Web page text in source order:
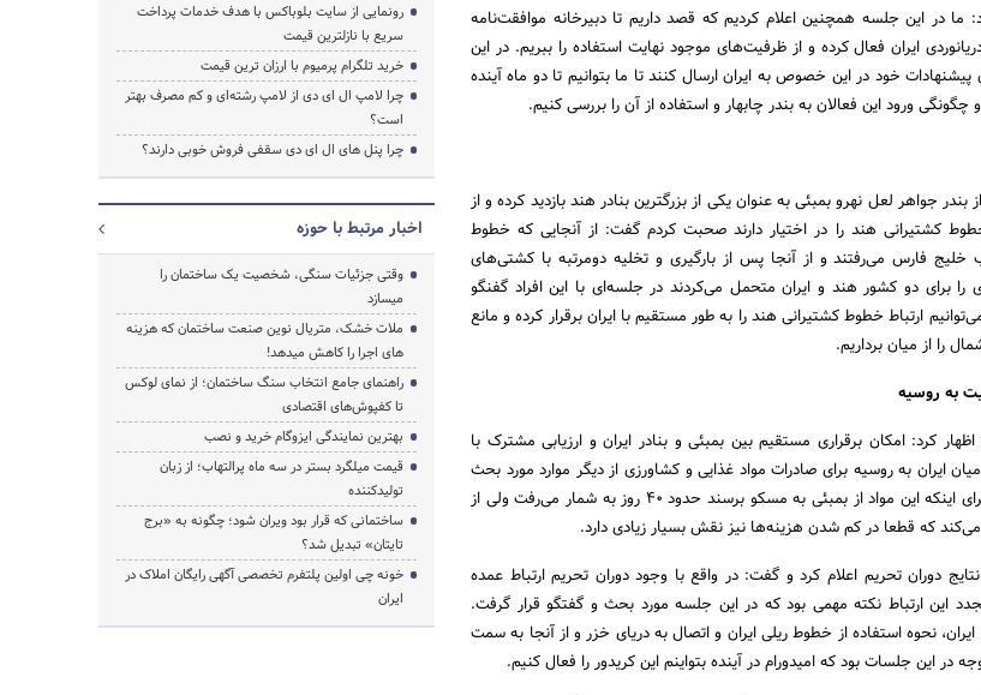
ما در این جلسه همچنین اعلام کردیم که قصد داریم تا دبیرخانه موافقت‌نامه
ایران فعال کرده و از ظرفیت‌های موجود نهایت استفاده را ببریم. در این
خود در این خصوص به ایران ارسال کنند تا ما بتوانیم تا دو ماه آینده
ورود این فعالان به بندر چابهار و استفاده از آن را بررسی کنیم.
جواهر لعل نهرو بمبئی به عنوان یکی از بزرگترین بنادر هند بازدید کرده و از
کشتیرانی هند را در اختیار دارند صحبت کردم گفت: از آنجایی که خطوط
خلیج فارس می‌رفتند و از آنجا پس از بارگیری و تخلیه دومرتبه با کشتی‌های
را برای دو کشور هند و ایران متحمل می‌کردند در جلسه‌ای با این افراد گفنگو
ارتباط خطوط کشتیرانی هند را به طور مستقیم با ایران برقرار کرده و مانع
را از میان برداریم.
به روسیه
کرد: امکان برقراری مستقیم بین بمبئی و بنادر ایران و ارزیابی مشترک با
ایران به روسیه برای صادرات مواد غذایی و کشاورزی از دیگر موارد مورد بحث
بین دو کشور بود. در حقیقت مدت لازم برای اینکه این مواد از بمبئی به مسکو برسند حدود 40 روز به شمار می‌رفت ولی از
دوران تحریم اعلام کرد و گفت: در واقع با وجود دوران تحریم ارتباط عمده
این ارتباط نکته مهمی بود که در این جلسه مورد بحث و گفتگو قرار گرفت.
نحوه استفاده از خطوط ریلی ایران و اتصال به دریای خزر و از آنجا به سمت
در این جلسات بود که امیدورام در آینده بتواینم این کریدور را فعال کنیم.
رونمایی از سایت بلوباکس با هدف خدمات پرداخت
سریع با نازلترین قیمت
خرید تلگرام پرمیوم با ارزان ترین قیمت
چرا لامپ ال ای دی از لامپ رشته‌ای و کم مصرف بهتر
است؟
چرا پنل های ال ای دی سقفی فروش خوبی دارند؟
اخبار مرتبط با حوزه
وقتی جزئیات سنگی، شخصیت یک ساختمان را
میسازد
ملات خشک، متریال نوین صنعت ساختمان که هزینه‌
های اجرا را کاهش میدهد!
راهنمای جامع انتخاب سنگ ساختمان؛ از نمای لوکس
تا کفپوش‌های اقتصادی
بهترین نمایندگی ایزوگام خرید و نصب
قیمت میلگرد بستر در سه ماه پرالتهاب؛ از زبان
تولیدکننده
ساختمانی که قرار بود ویران شود؛ چگونه به «برج
تایتان» تبدیل شد؟
خونه چی اولین پلتفرم تخصصی آگهی رایگان املاک در
ایران